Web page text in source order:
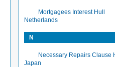
Mortgagees Interest Hull
Netherlands
N
Necessary Repairs Clause
Japan